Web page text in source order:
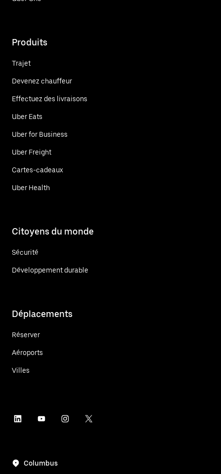
Produits
Trajet
Devenez chauffeur
Effectuez des livraisons
Uber Eats
Uber for Business
Uber Freight
Cartes-cadeaux
Uber Health
Citoyens du monde
Sécurité
Développement durable
Déplacements
Réserver
Aéroports
Villes
Columbus